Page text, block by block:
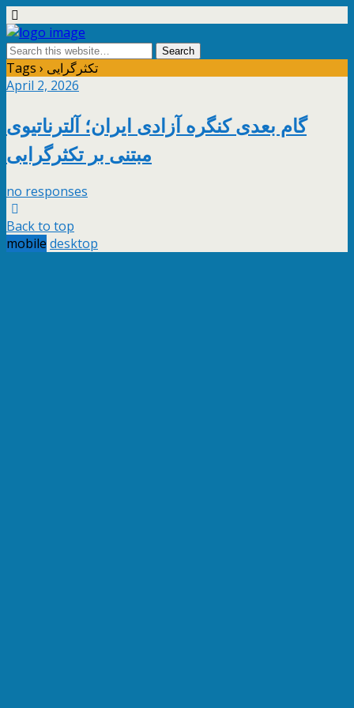
Tags › تکثرگرایی
April 2, 2026
گام بعدی کنگره آزادی ایران؛ آلترناتیوی
مبتنی بر تکثرگرایی
no responses
Back to top
mobile desktop